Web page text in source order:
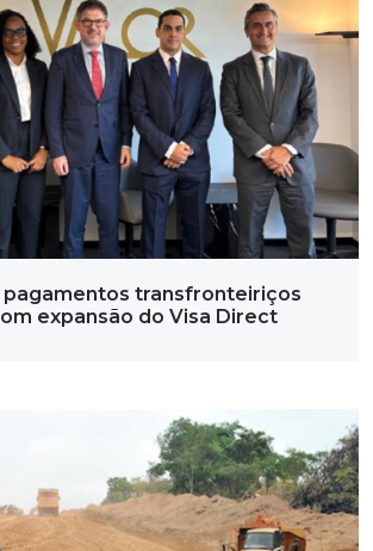
transfronteiriços
expansão do Visa Direct